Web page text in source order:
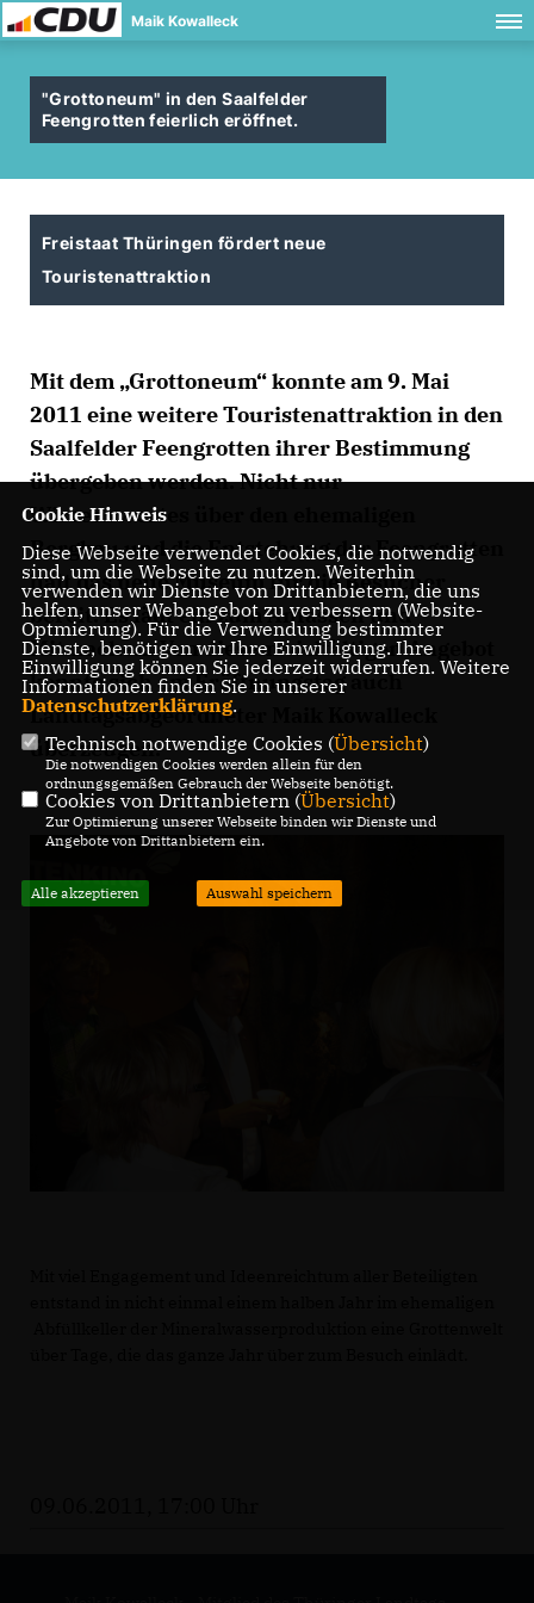
Maik Kowalleck
"Grottoneum" in den Saalfelder
Feengrotten feierlich eröffnet.
Freistaat Thüringen fördert neue
Touristenattraktion
Mit dem „Grottoneum“ konnte am 9. Mai
2011 eine weitere Touristenattraktion in den
Saalfelder Feengrotten ihrer Bestimmung
übergeben werden. Nicht nur
Wissenswertes über den ehemaligen
Bergbau und die Entstehung der Feengrotten
hält das neue Museum für die Besucher
bereit. Es lädt ein zum Anfassen und
Mitmachen. Von diesem vielfältigen Angebot
konnte sich am Eröffnungstag auch
Landtagsabgeordneter Maik Kowalleck
überzeugen.
Cookie Hinweis
Diese Webseite verwendet Cookies, die notwendig
sind, um die Webseite zu nutzen. Weiterhin
verwenden wir Dienste von Drittanbietern, die uns
helfen, unser Webangebot zu verbessern (Website-
Optmierung). Für die Verwendung bestimmter
Dienste, benötigen wir Ihre Einwilligung. Ihre
Einwilligung können Sie jederzeit widerrufen. Weitere
Informationen finden Sie in unserer
Datenschutzerklärung.
Technisch notwendige Cookies (Übersicht)
Die notwendigen Cookies werden allein für den
ordnungsgemäßen Gebrauch der Webseite benötigt.
Cookies von Drittanbietern (Übersicht)
Zur Optimierung unserer Webseite binden wir Dienste und
Angebote von Drittanbietern ein.
Alle akzeptieren Auswahl speichern